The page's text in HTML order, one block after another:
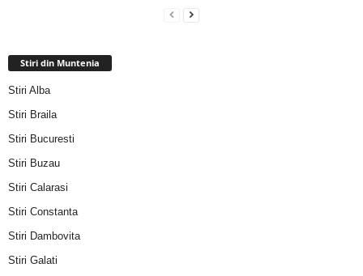
Stiri din Muntenia
Stiri Alba
Stiri Braila
Stiri Bucuresti
Stiri Buzau
Stiri Calarasi
Stiri Constanta
Stiri Dambovita
Stiri Galati